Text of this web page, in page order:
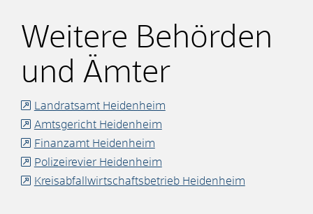
Weitere Behörden
und Ämter
Landratsamt Heidenheim
Amtsgericht Heidenheim
Finanzamt Heidenheim
Polizeirevier Heidenheim
Kreisabfallwirtschaftsbetrieb Heidenheim